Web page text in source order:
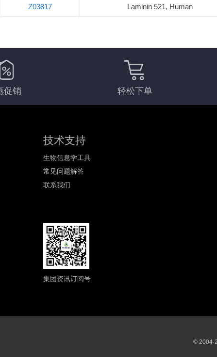
Z03817 Laminin 521, Human
促销 轻松下单
技术支持
生物信息学工具
常见问题解答
联系我们
集团资讯订阅号
© 2004-